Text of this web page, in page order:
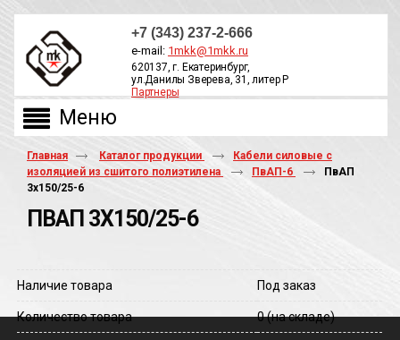
+7 (343) 237-2-666
e-mail: 1mkk@1mkk.ru
620137, г. Екатеринбург,
ул.Данилы Зверева, 31, литер Р
Партнеры
Главная Каталог продукции
Кабели силовые с
изоляцией из сшитого полиэтилена
ПвАП-6
ПвАП
3х150/25-6
ПВАП 3Х150/25-6
Наличие товара Под заказ
Количество товара 0(на складе)